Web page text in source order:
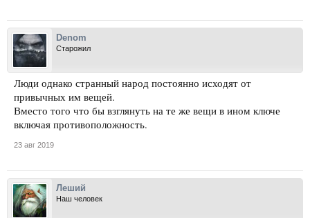
Denom
Старожил
Люди однако странный народ постоянно исходят от
привычных им вещей.
Вместо того что бы взглянуть на те же вещи в ином ключе
включая противоположность.
23 авг 2019
Леший
Наш человек